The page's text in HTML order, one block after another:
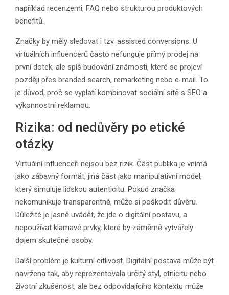
například recenzemi, FAQ nebo strukturou produktových
benefitů.
Značky by měly sledovat i tzv. assisted conversions. U
virtuálních influencerů často nefunguje přímý prodej na
první dotek, ale spíš budování známosti, které se projeví
později přes branded search, remarketing nebo e-mail. To
je důvod, proč se vyplatí kombinovat sociální sítě s SEO a
výkonnostní reklamou.
Rizika: od nedůvěry po etické
otázky
Virtuální influenceři nejsou bez rizik. Část publika je vnímá
jako zábavný formát, jiná část jako manipulativní model,
který simuluje lidskou autenticitu. Pokud značka
nekomunikuje transparentně, může si poškodit důvěru.
Důležité je jasně uvádět, že jde o digitální postavu, a
nepoužívat klamavé prvky, které by záměrně vytvářely
dojem skutečné osoby.
Další problém je kulturní citlivost. Digitální postava může být
navržena tak, aby reprezentovala určitý styl, etnicitu nebo
životní zkušenost, ale bez odpovídajícího kontextu může